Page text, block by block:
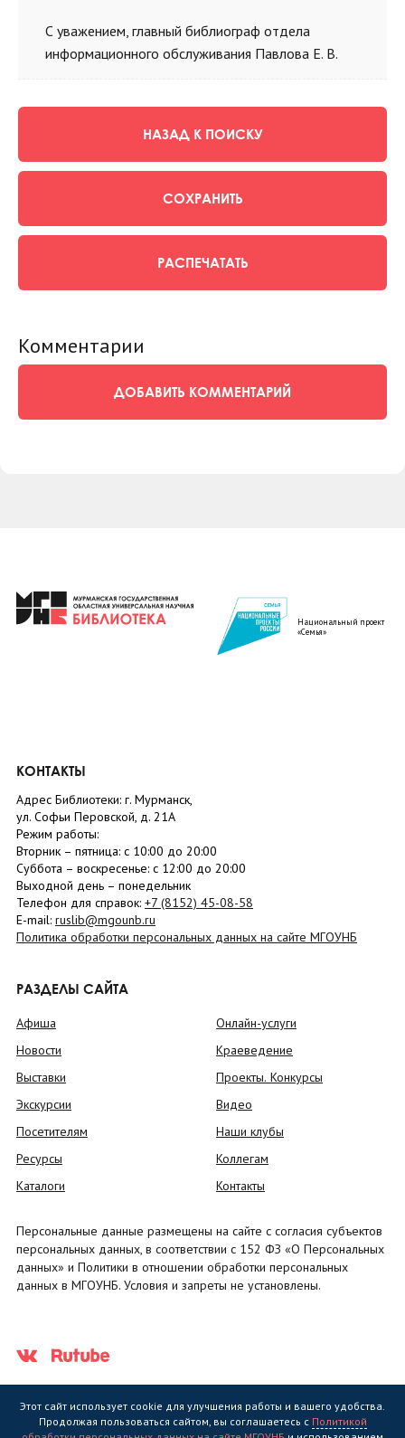
С уважением, главный библиограф отдела
информационного обслуживания Павлова Е. В.
НАЗАД К ПОИСКУ
СОХРАНИТЬ
РАСПЕЧАТАТЬ
Комментарии
ДОБАВИТЬ КОММЕНТАРИЙ
Национальный проект
«Семья»
КОНТАКТЫ
Адрес Библиотеки: г. Мурманск,
ул. Софьи Перовской, д. 21А
Режим работы:
Вторник – пятница: с 10:00 до 20:00
Суббота – воскресенье: c 12:00 до 20:00
Выходной день – понедельник
Телефон для справок: +7 (8152) 45-08-58
E-mail: ruslib@mgounb.ru
Политика обработки персональных данных на сайте МГОУНБ
РАЗДЕЛЫ САЙТА
Афиша
Новости
Выставки
Экскурсии
Посетителям
Ресурсы
Каталоги
Онлайн-услуги
Краеведение
Проекты. Конкурсы
Видео
Наши клубы
Коллегам
Контакты
Персональные данные размещены на сайте с согласия субъектов
персональных данных, в соответствии с 152 ФЗ «О Персональных
данных» и Политики в отношении обработки персональных
данных в МГОУНБ. Условия и запреты не установлены.
Этот сайт использует cookie для улучшения работы и вашего удобства.
Продолжая пользоваться сайтом, вы соглашаетесь с Политикой